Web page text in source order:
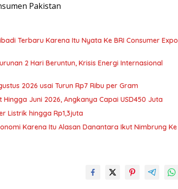
Pakistan
Terbaru Karena Itu Nyata Ke BRI Consumer Expo
2 Hari Beruntun, Krisis Energi Internasional
2026 usai Turun Rp7 Ribu per Gram
Juni 2026, Angkanya Capai USD450 Juta
Listrik hingga Rp1,3juta
Karena Itu Alasan Danantara Ikut Nimbrung Ke